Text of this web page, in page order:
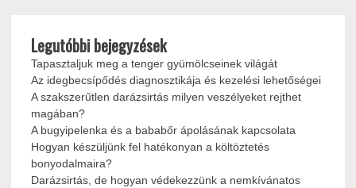
Legutóbbi bejegyzések
Tapasztaljuk meg a tenger gyümölcseinek világát
Az idegbecsípődés diagnosztikája és kezelési lehetőségei
A szakszerűtlen darázsirtás milyen veszélyeket rejthet
magában?
A bugyipelenka és a bababőr ápolásának kapcsolata
Hogyan készüljünk fel hatékonyan a költöztetés
bonyodalmaira?
Darázsirtás, de hogyan védekezzünk a nemkívánatos